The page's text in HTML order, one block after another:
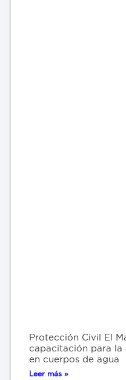
Protección Civil El
capacitación para la
en cuerpos de agua
Leer más »